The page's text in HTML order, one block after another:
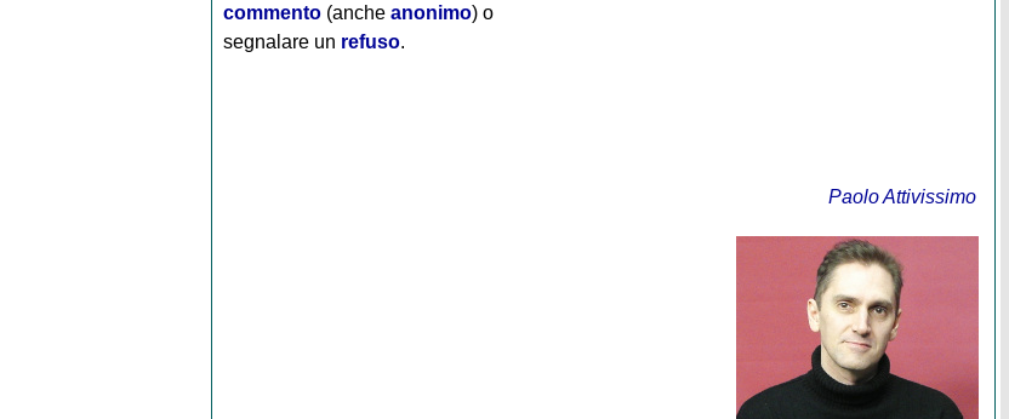
commento(anche anonimo) o
segnalare un refuso.
Paolo Attivissimo